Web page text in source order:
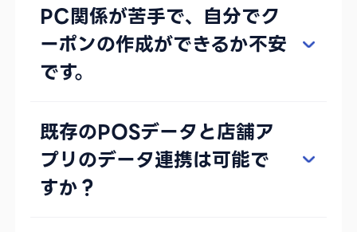
PC関係が苦手で、自分でク
ーポンの作成ができるか不安
です。
既存のPOSデータと店舗ア
プリのデータ連携は可能で
すか？